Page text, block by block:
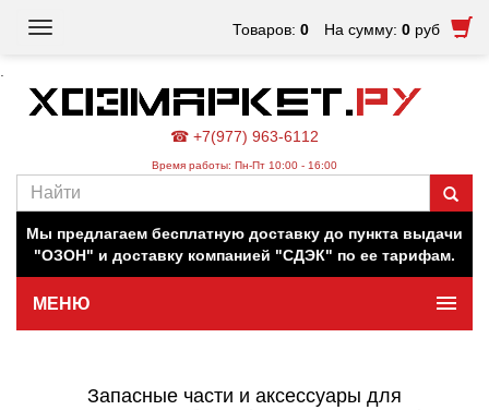
Товаров: 0 На сумму: 0 руб
Toggle
☎ +7(977) 963-6112
Время работы: Пн-Пт 10:00 - 16:00
Наш магазин работает для вас в обычном режиме. Все
Мы предлагаем бесплатную доставку до пункта выдачи
"ОЗОН" и доставку компанией "СДЭК" по ее тарифам.
МЕНЮ
Запасные части и аксессуары для